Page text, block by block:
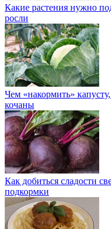
Какие растения нужно
росли
Чем «накормить»
кочаны
Как добиться сладости
подкормки